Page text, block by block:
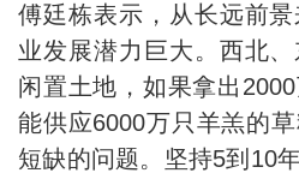
傅廷栋表示，从长远前
业发展潜力巨大。西北
闲置土地，如果拿出
能供应6000万只羊羔的
短缺的问题。坚持5到10